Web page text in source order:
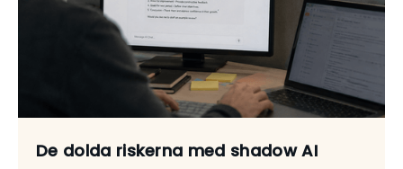
De dolda riskerna med shadow AI